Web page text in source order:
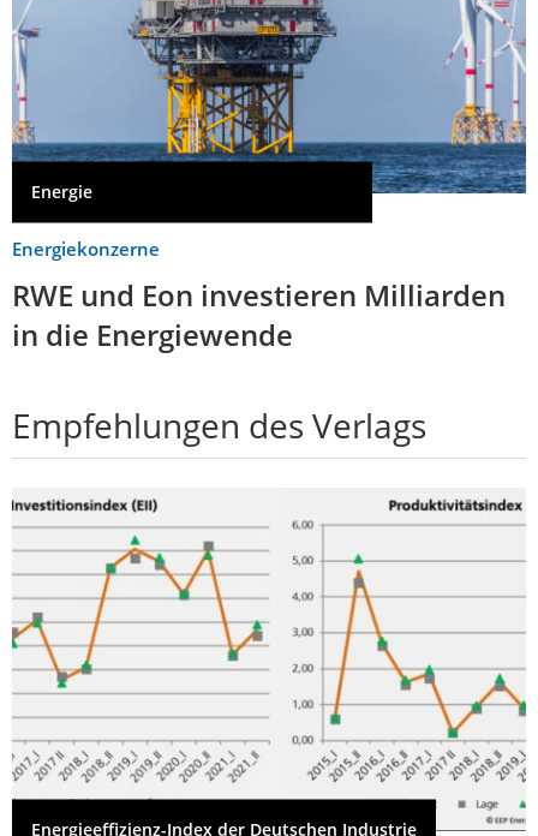
Energie
Energiekonzerne
RWE und Eon investieren Milliarden
in die Energiewende
Empfehlungen des Verlags
Energieeffizienz-Index der Deutschen Industrie